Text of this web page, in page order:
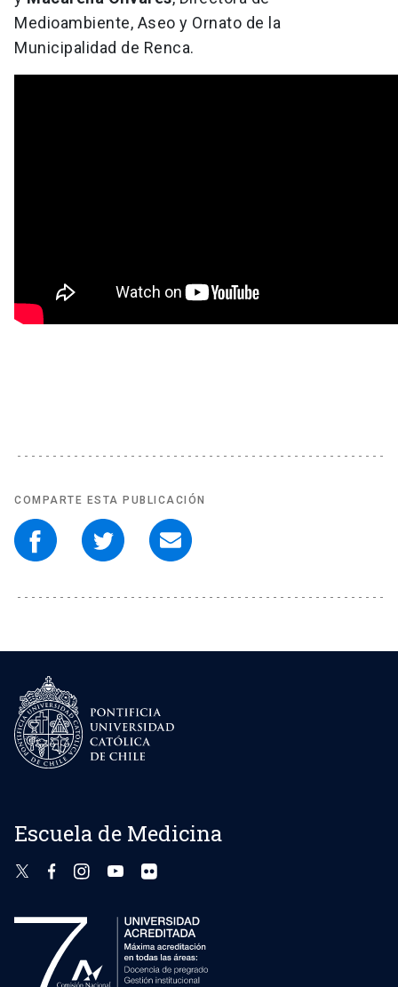
Medioambiente, Aseo y Ornato de la
Municipalidad de Renca.
COMPARTE ESTA PUBLICACIÓN
Escuela de Medicina